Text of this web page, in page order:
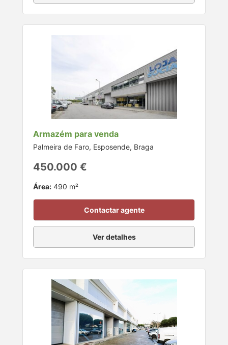
Armazém para venda
Palmeira de Faro, Esposende, Braga
450.000 €
Área: 490 m²
Contactar agente
Ver detalhes